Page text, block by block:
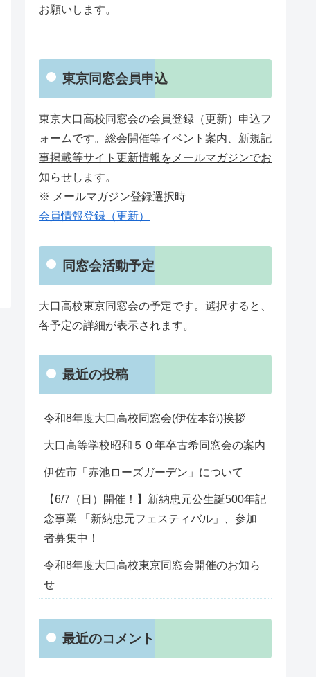
お願いします。
東京同窓会員申込
東京大口高校同窓会の会員登録（更新）申込フ
ォームです。 総会開催等イベント案内、新規記
事掲載等サイト更新情報をメールマガジンでお
知らせします。
※ メールマガジン登録選択時
会員情報登録（更新）
同窓会活動予定
大口高校東京同窓会の予定です。選択すると、
各予定の詳細が表示されます。
最近の投稿
令和8年度大口高校同窓会(伊佐本部)挨拶
大口高等学校昭和５０年卒古希同窓会の案内
伊佐市「赤池ローズガーデン」について
【6/7（日）開催！】新納忠元公生誕500年記
念事業 「新納忠元フェスティバル」、参加
者募集中！
令和8年度大口高校東京同窓会開催のお知ら
せ
最近のコメント